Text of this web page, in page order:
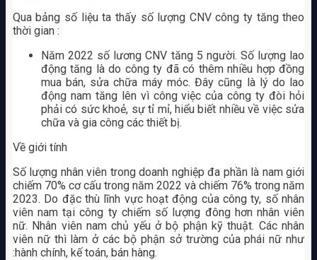
Qua bảng số liệu ta thấy số lượng CNV công ty tăng theo
thời gian :
Năm 2022 số lương CNV tăng 5 người. Số lượng lao
động tăng là do công ty đã có thêm nhiều hợp đồng
mua bán, sửa chữa máy móc. Đây cũng là lý do lao
động nam tăng lên vì công việc của công ty đòi hỏi
phải có sức khoẻ, sự tỉ mỉ, hiểu biết nhiều về việc sửa
chữa và gia công các thiết bị.
Về giới tính
Số lượng nhân viên trong doanh nghiệp đa phần là nam giới
chiếm 70% cơ cấu trong năm 2022 và chiếm 76% trong năm
2023. Do đặc thù lĩnh vực hoạt động của công ty, số nhân
viên nam tại công ty chiếm số lượng đông hơn nhân viên
nữ. Nhân viên nam chủ yếu ở bộ phận kỹ thuật. Các nhân
viên nữ thì làm ở các bộ phận sở trường của phái nữ như
:hành chính, kế toán, bán hàng.